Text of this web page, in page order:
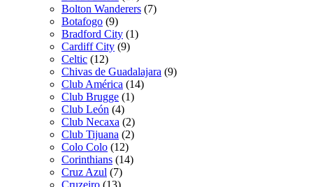
Bolton Wanderers (7)
Botafogo (9)
Bradford City (1)
Cardiff City (9)
Celtic (12)
Chivas de Guadalajara (9)
Club América (14)
Club Brugge (1)
Club León (4)
Club Necaxa (2)
Club Tijuana (2)
Colo Colo (12)
Corinthians (14)
Cruz Azul (7)
Cruzeiro (13)